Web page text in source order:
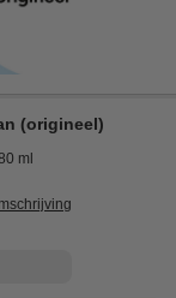
(origineel)
ml